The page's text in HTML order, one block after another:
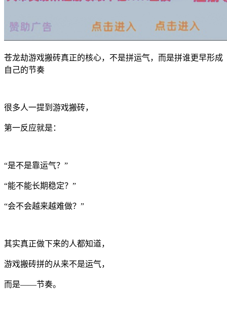
苍龙劫游戏搬砖真正的核心，不是拼运气，而是拼谁更早形成
自己的节奏
很多人一提到游戏搬砖，
第一反应就是：
“是不是靠运气？”
“能不能长期稳定？”
“会不会越来越难做？”
其实真正做下来的人都知道，
游戏搬砖拼的从来不是运气，
而是——节奏。